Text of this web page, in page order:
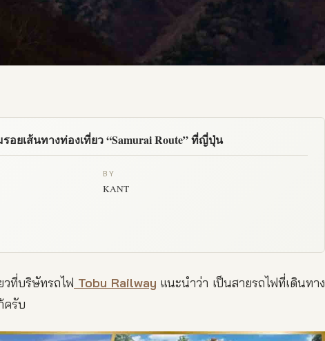
รอยเส้นทางท่องเที่ยว “Samurai Route” ที่ญี่ปุ่น
BY
KANT
วที่บริษัทรถไฟ Tobu Railway แนะนำว่า เป็นสายรถไฟที่เดินทาง
ครับ